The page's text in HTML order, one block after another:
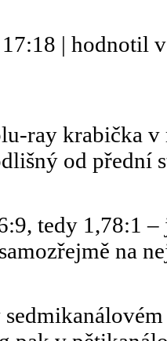
17:18 | hodnotil
ray krabička
od přední
tedy 1,78:1
na